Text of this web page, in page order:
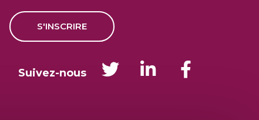
S'INSCRIRE
Suivez-nous